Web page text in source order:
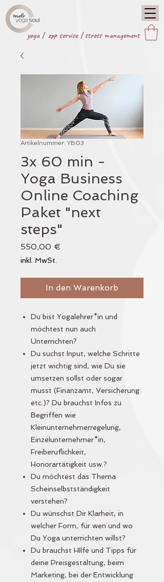
yoga | zpp service|stress management
Artikelnummer: YB03
3x 60 min -
Yoga Business
Online Coaching
Paket "next
steps"
550,00 €
inkl. MwSt.
In den Warenkorb
Du bist Yogalehrer*in und
möchtest nun auch
Unterrichten?
Du suchst Input, welche Schritte
jetzt wichtig sind, wie Du sie
umsetzen sollst oder sogar
musst (Finanzamt, Versicherung
etc.)? Du brauchst Infos zu
Begriffen wie
Kleinunternehmerregelung,
Einzelunternehmer*in,
Freiberuflichkeit,
Honorartätigkeit usw.?
Du möchtest das Thema
Scheinselbstständigkeit
verstehen?
Du wünschst Dir Klarheit, in
welcher Form, für wen und wo
Du Yoga unterrichten willst?
Du brauchst HIlfe und Tipps für
deine Preisgestaltung, beim
Marketing, bei der Entwicklung